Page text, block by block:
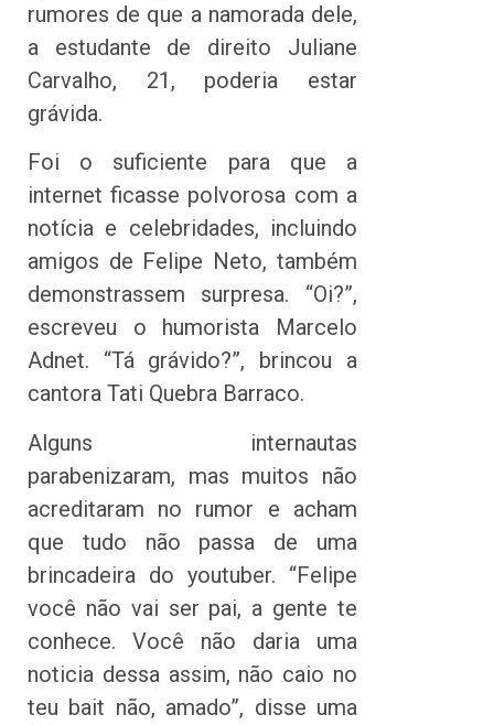
rumores de que a namorada dele,
a estudante de direito Juliane
Carvalho, 21, poderia estar
grávida.
Foi o suficiente para que a
internet ficasse polvorosa com a
notícia e celebridades, incluindo
amigos de Felipe Neto, também
demonstrassem surpresa. “Oi?”,
escreveu o humorista Marcelo
Adnet. “Tá grávido?”, brincou a
cantora Tati Quebra Barraco.
Alguns internautas
parabenizaram, mas muitos não
acreditaram no rumor e acham
que tudo não passa de uma
brincadeira do youtuber. “Felipe
você não vai ser pai, a gente te
conhece. Você não daria uma
noticia dessa assim, não caio no
teu bait não, amado”, disse uma